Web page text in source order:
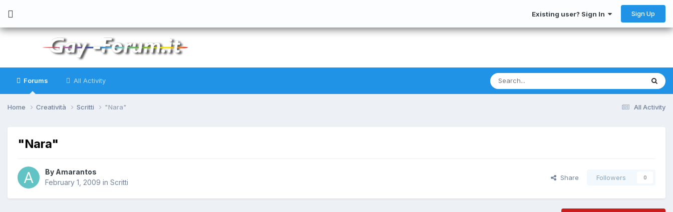
Existing user? Sign In Sign Up
Forums All Activity
All Activity
Home Creatività Scritti "Nara"
"Nara"
By Amarantos
February 1, 2009 in Scritti
Share Followers 0